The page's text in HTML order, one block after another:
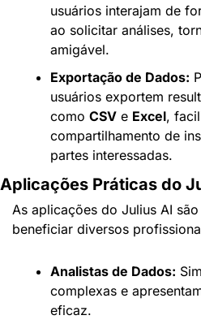
usuários interajam de
ao solicitar análises,
amigável.
Exportação de Dados:
usuários exportem
como CSV e Excel,
compartilhamento de
partes interessadas.
Aplicações Práticas do
As aplicações do Julius AI
beneficiar diversos
Analistas de Dados:
complexas e
eficaz.